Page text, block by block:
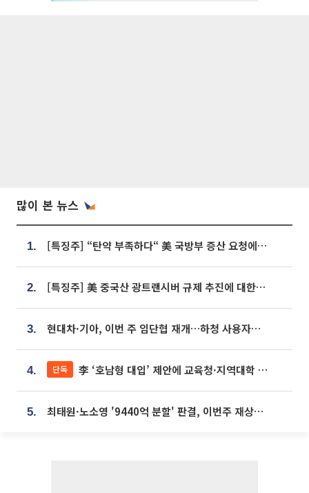
많이 본 뉴스
1. [특징주] “탄약 부족하다“ 美 국방부 증산 요청에⋯국내 방산주 급등세
2. [특징주] 美 중국산 광트랜시버 규제 추진에 대한광통신 등 광통신株 강세
3. 현대차·기아, 이번 주 임단협 재개…하청 사용자성 재심도 ‘변수’
4. 단독 李 ‘호남형 대입’ 제안에 교육청·지역대학 서·논술형 입시 연계 '착수'
5. 최태원·노소영 '9440억 분할' 판결, 이번주 재상고 여부 주목